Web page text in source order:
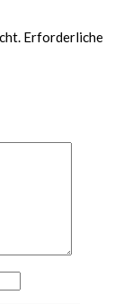
Erforderliche